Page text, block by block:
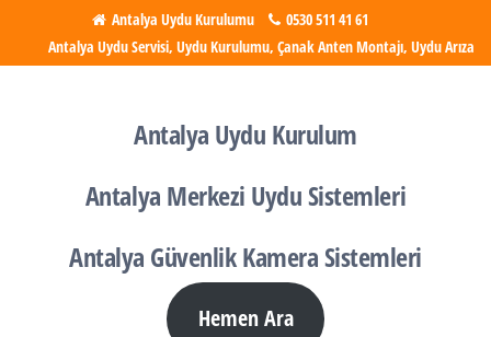
atla
Antalya Uydu Kurulumu
0530 511 41 61
Antalya Uydu Servisi, Uydu Kurulumu, Çanak Anten Montajı, Uydu Arıza
Antalya Uydu Kurulum
Antalya Merkezi Uydu Sistemleri
Antalya Güvenlik Kamera Sistemleri
Hemen Ara